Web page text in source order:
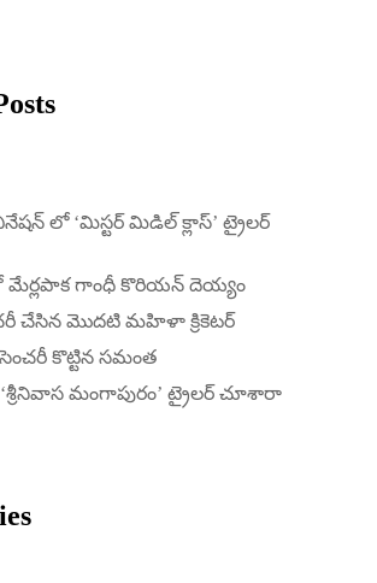
లో ‘మిస్టర్ మిడిల్ క్లాస్’ ట్రైలర్
మేర్లపాక గాంధీ కొరియన్ దెయ్యం
చేసిన మొదటి మహిళా క్రికెటర్
సెంచరీ కొట్టిన సమంత
మంగాపురం’ ట్రైలర్ చూశారా